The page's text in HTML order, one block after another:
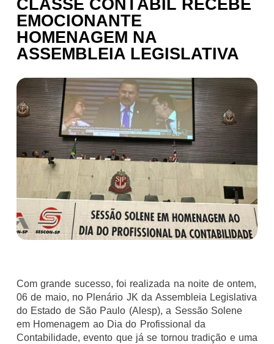
CLASSE CONTÁBIL RECEBE
EMOCIONANTE
HOMENAGEM NA
ASSEMBLEIA LEGISLATIVA
Com grande sucesso, foi realizada na noite de ontem,
06 de maio, no Plenário JK da Assembleia Legislativa
do Estado de São Paulo (Alesp), a Sessão Solene
em Homenagem ao Dia do Profissional da
Contabilidade, evento que já se tornou tradição e uma